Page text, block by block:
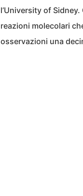
l’University of
reazioni molecolari
osservazioni una